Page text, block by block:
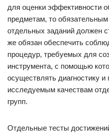
для оценки эффективности
предметам, то
отдельных заданий должен
же обязан обеспечить
процедур, требуемых для
инструмента, с помощью
осуществлять диагностику
исследуемым качествам
групп.
Отдельные тесты